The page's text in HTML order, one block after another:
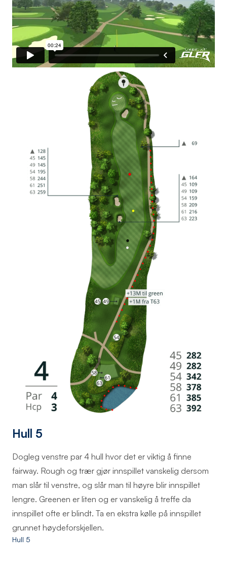
Hull 5
Dogleg venstre par 4 hull hvor det er viktig å finne
fairway. Rough og trær gjør innspillet vanskelig dersom
man slår til venstre, og slår man til høyre blir innspillet
lengre. Greenen er liten og er vanskelig å treffe da
innspillet ofte er blindt. Ta en ekstra kølle på innspillet
grunnet høydeforskjellen.
Hull 5